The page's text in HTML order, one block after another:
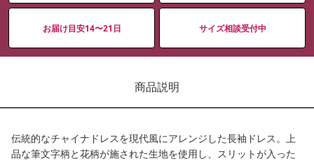
お届け目安14〜21日 サイズ相談受付中
商品説明
伝統的なチャイナドレスを現代風にアレンジした長袖ドレス。上
品な筆文字柄と花柄が施された生地を使用し、スリットが入った